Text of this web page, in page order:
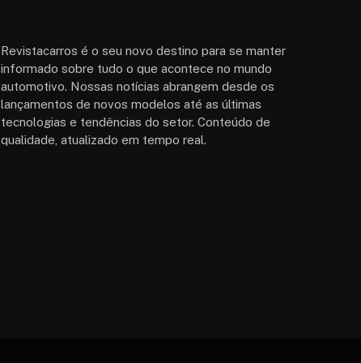
Revistacarros é o seu novo destino para se manter
informado sobre tudo o que acontece no mundo
automotivo. Nossas notícias abrangem desde os
lançamentos de novos modelos até as últimas
tecnologias e tendências do setor. Conteúdo de
qualidade, atualizado em tempo real.